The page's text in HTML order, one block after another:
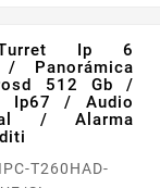
/ Alarma Visual
8
4256 times
fijo 2 mm
Turret Ip 6
/ Panorámica
512 Gb /
Ip67 / Audio
/ Alarma
IPC-T260HAD-